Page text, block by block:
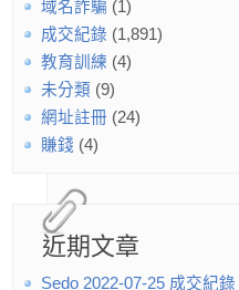
域名詐騙 (1)
成交紀錄 (1,891)
教育訓練 (4)
未分類 (9)
網址註冊 (24)
賺錢 (4)
近期文章
Sedo 2022-07-25 成交紀錄